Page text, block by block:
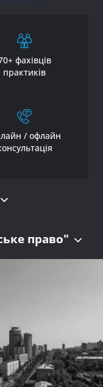
фахівців
практиків
/ офлайн
право"